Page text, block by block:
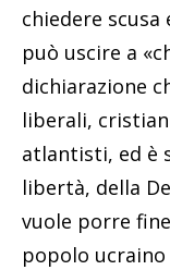
chiedere
può uscire a
dichiarazione
liberali,
atlantisti, ed è
libertà, della
vuole porre
popolo